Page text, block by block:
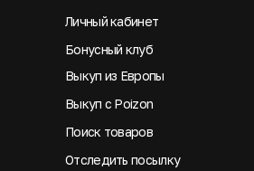
Личный кабинет
Бонусный клуб
Выкуп из Европы
Выкуп с Poizon
Поиск товаров
Отследить посылку